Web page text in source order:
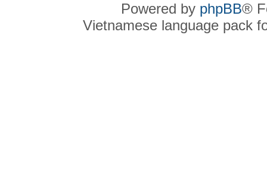
Powered by phpBB®
Vietnamese language pack